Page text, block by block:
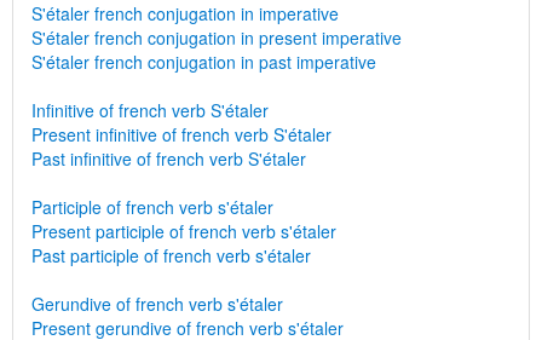
S'étaler french conjugation in imperative
S'étaler french conjugation in present imperative
S'étaler french conjugation in past imperative
Infinitive of french verb S'étaler
Present infinitive of french verb S'étaler
Past infinitive of french verb S'étaler
Participle of french verb s'étaler
Present participle of french verb s'étaler
Past participle of french verb s'étaler
Gerundive of french verb s'étaler
Present gerundive of french verb s'étaler